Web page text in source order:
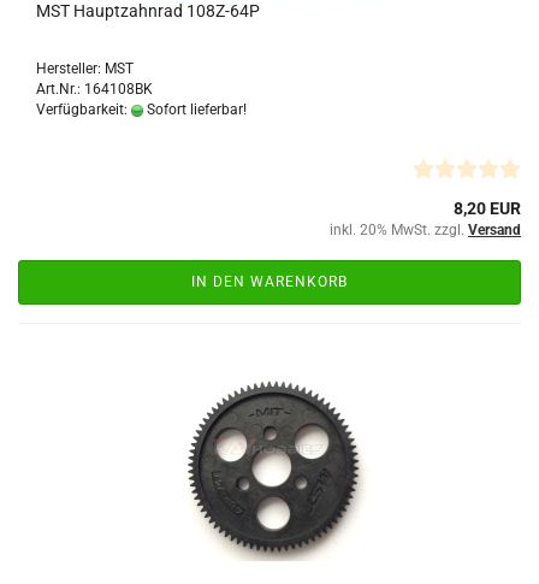
MST Hauptzahnrad 108Z-64P
Hersteller: MST
Art.Nr.: 164108BK
Verfügbarkeit:
Sofort lieferbar!
8,20 EUR
inkl. 20% MwSt. zzgl. Versand
IN DEN WARENKORB